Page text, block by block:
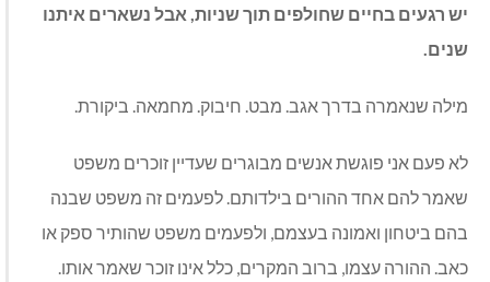
יש רגעים בחיים שחולפים תוך שניות, אבל נשארים איתנו
שנים.
מילה שנאמרה בדרך אגב. מבט. חיבוק. מחמאה. ביקורת.
לא פעם אני פוגשת אנשים מבוגרים שעדיין זוכרים משפט
שאמר להם אחד ההורים בילדותם. לפעמים זה משפט שבנה
בהם ביטחון ואמונה בעצמם, ולפעמים משפט שהותיר ספק או
כאב. ההורה עצמו, ברוב המקרים, כלל אינו זוכר שאמר אותו.